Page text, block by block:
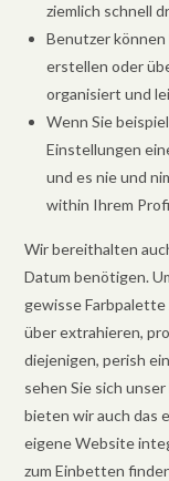
ziemlich schnell
Benutzer
erstellen oder
organisiert und
Wenn Sie
Einstellungen
und es nie und
within Ihrem
Wir bereithalten
Datum benötigen.
gewisse Farbpalette
über extrahieren,
diejenigen, perish
sehen Sie sich
bieten wir auch das
eigene Website
zum Einbetten